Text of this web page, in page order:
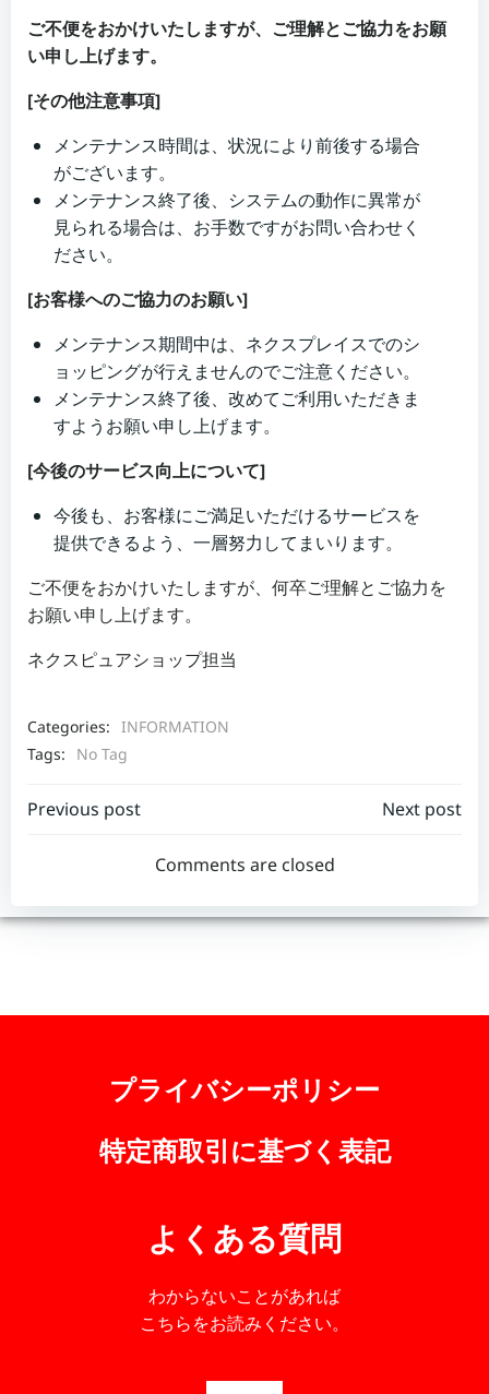
ご不便をおかけいたしますが、ご理解とご協力をお願
い申し上げます。
[その他注意事項]
メンテナンス時間は、状況により前後する場合
がございます。
メンテナンス終了後、システムの動作に異常が
見られる場合は、お手数ですがお問い合わせく
ださい。
[お客様へのご協力のお願い]
メンテナンス期間中は、ネクスプレイスでのシ
ョッピングが行えませんのでご注意ください。
メンテナンス終了後、改めてご利用いただきま
すようお願い申し上げます。
[今後のサービス向上について]
今後も、お客様にご満足いただけるサービスを
提供できるよう、一層努力してまいります。
ご不便をおかけいたしますが、何卒ご理解とご協力を
お願い申し上げます。
ネクスピュアショップ担当
Categories: INFORMATION
Tags:
No Tag
Post
navigation
Previous post
navigation
Next post
Comments are closed
プライバシーポリシー
特定商取引に基づく表記
よくある質問
わからないことがあれば
こちらをお読みください。